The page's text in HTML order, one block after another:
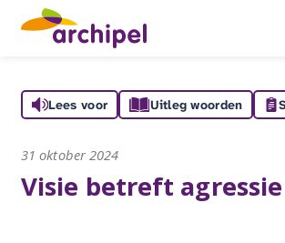
Lees voor Uitleg woorden
31 oktober 2024
Visie betreft agressie